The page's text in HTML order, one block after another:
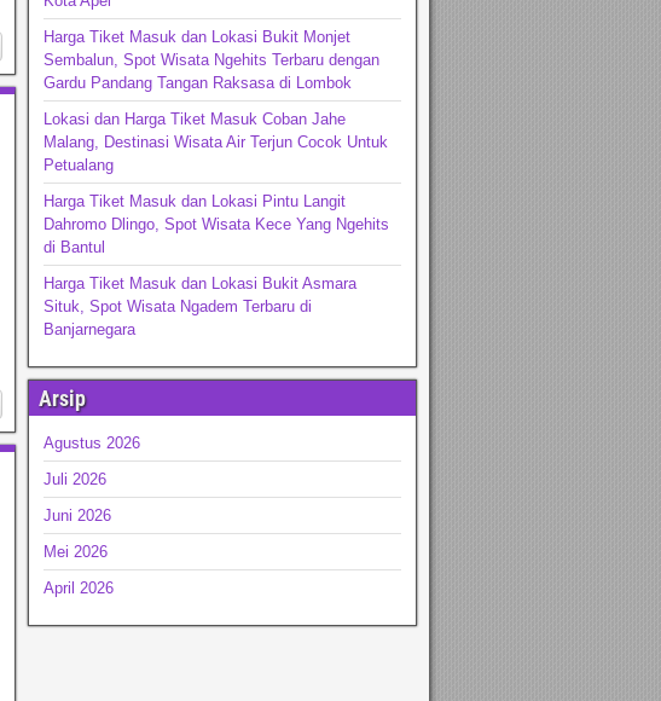
Harga Tiket Masuk dan Lokasi Bukit Monjet
Sembalun, Spot Wisata Ngehits Terbaru dengan
Gardu Pandang Tangan Raksasa di Lombok
Lokasi dan Harga Tiket Masuk Coban Jahe
Malang, Destinasi Wisata Air Terjun Cocok Untuk
Petualang
Harga Tiket Masuk dan Lokasi Pintu Langit
Dahromo Dlingo, Spot Wisata Kece Yang Ngehits
di Bantul
Harga Tiket Masuk dan Lokasi Bukit Asmara
Situk, Spot Wisata Ngadem Terbaru di
Banjarnegara
Arsip
Agustus 2026
Juli 2026
Juni 2026
Mei 2026
April 2026